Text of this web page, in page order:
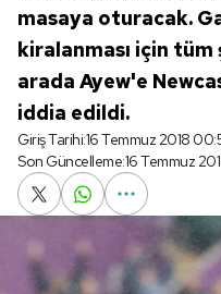
masaya oturacak.
kiralanması için
arada Ayew'e
iddia edildi.
Giriş Tarihi:16 Temmuz 2018
Son Güncelleme:16 Temmuz